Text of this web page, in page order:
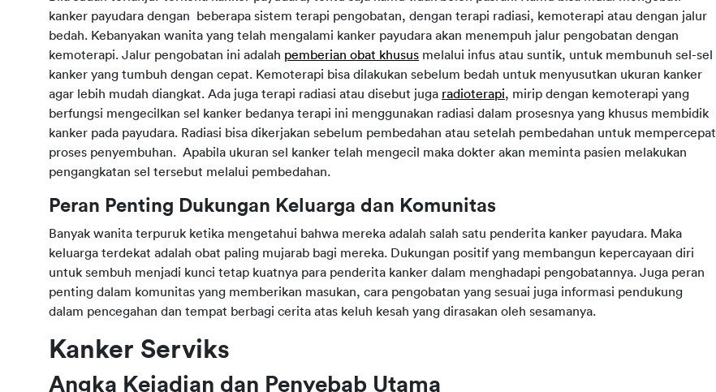
kanker payudara dengan beberapa sistem terapi pengobatan, dengan terapi radiasi, kemoterapi atau dengan jalur
bedah. Kebanyakan wanita yang telah mengalami kanker payudara akan menempuh jalur pengobatan dengan
kemoterapi. Jalur pengobatan ini adalah pemberian obat khusus melalui infus atau suntik, untuk membunuh sel-sel
kanker yang tumbuh dengan cepat. Kemoterapi bisa dilakukan sebelum bedah untuk menyusutkan ukuran kanker
agar lebih mudah diangkat. Ada juga terapi radiasi atau disebut juga radioterapi, mirip dengan kemoterapi yang
berfungsi mengecilkan sel kanker bedanya terapi ini menggunakan radiasi dalam prosesnya yang khusus membidik
kanker pada payudara. Radiasi bisa dikerjakan sebelum pembedahan atau setelah pembedahan untuk mempercepat
proses penyembuhan. Apabila ukuran sel kanker telah mengecil maka dokter akan meminta pasien melakukan
pengangkatan sel tersebut melalui pembedahan.
Peran Penting Dukungan Keluarga dan Komunitas
Banyak wanita terpuruk ketika mengetahui bahwa mereka adalah salah satu penderita kanker payudara. Maka
keluarga terdekat adalah obat paling mujarab bagi mereka. Dukungan positif yang membangun kepercayaan diri
untuk sembuh menjadi kunci tetap kuatnya para penderita kanker dalam menghadapi pengobatannya. Juga peran
penting dalam komunitas yang memberikan masukan, cara pengobatan yang sesuai juga informasi pendukung
dalam pencegahan dan tempat berbagi cerita atas keluh kesah yang dirasakan oleh sesamanya.
Kanker Serviks
Angka Kejadian dan Penyebab Utama